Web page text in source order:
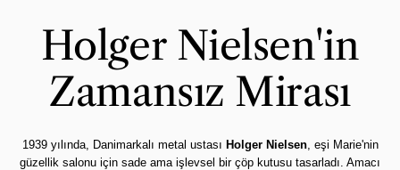
Holger Nielsen'in
Zamansız Mirası
1939 yılında, Danimarkalı metal ustası Holger Nielsen, eşi Marie'nin
güzellik salonu için sade ama işlevsel bir çöp kutusu tasarladı. Amacı